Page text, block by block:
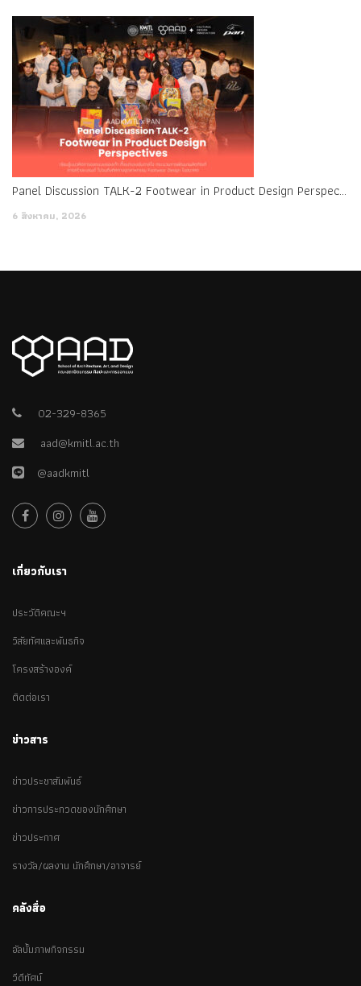
Panel Discussion TALK-2 Footwear in Product Design Perspectives
6 สิงหาคม, 2026
02-329-8365
aad@kmitl.ac.th
@aadkmitl
เกี่ยวกับเรา
ประวัติคณะฯ
วิสัยทัศและพันธกิจ
โครงสร้างองค์
ติดต่อเรา
ข่าวสาร
ข่าวประชาสัมพันธ์
ข่าวการประกวดของนักศึกษา
ข่าวประกาศ
รางวัล/ผลงาน นักศึกษา/อาจารย์
คลังสื่อ
อัลบั้มภาพกิจกรรม
วีดีทัศน์